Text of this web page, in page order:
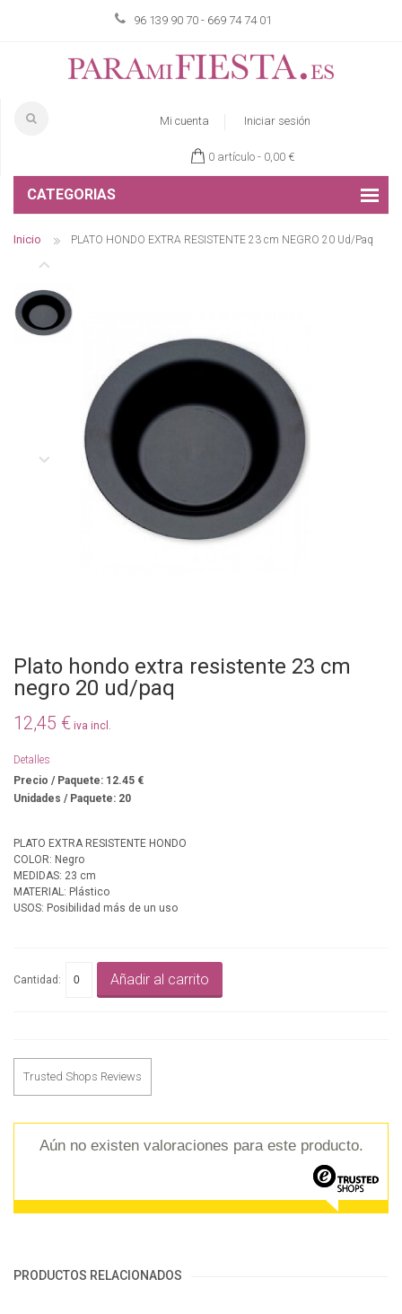
96 139 90 70 - 669 74 74 01
Mi cuenta Iniciar sesión
0 artículo - 0,00 €
CATEGORIAS
Inicio PLATO HONDO EXTRA RESISTENTE 23 cm NEGRO 20 Ud/Paq
Plato hondo extra resistente 23 cm
negro 20 ud/paq
12,45 € iva incl.
Detalles
Precio / Paquete: 12.45 €
Unidades / Paquete: 20
PLATO EXTRA RESISTENTE HONDO
COLOR: Negro
MEDIDAS: 23 cm
MATERIAL: Plástico
USOS: Posibilidad más de un uso
Cantidad: Añadir al carrito
Trusted Shops Reviews
Aún no existen valoraciones para este producto.
PRODUCTOS RELACIONADOS